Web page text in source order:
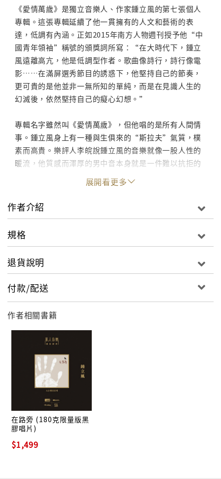
《愛情萬歲》是獨立音樂人、作家鍾立風的第七張個人
專輯。這張專輯延續了他一貫擁有的人文和藝術的表
達，低調有內涵。正如2015年南方人物週刊授予他“中
國青年領袖”稱號的頒獎詞所寫：“在大時代下，鍾立
風遠離高亢，他是低調型作者。歌曲像詩行，詩行像電
影……在滿屏選秀節目的誘惑下，他堅持自己的節奏，
更可貴的是他並非一無所知的單純，而是在見識人生的
幻滅後，依然堅持自己的癡心幻想。”
專輯名字雖然叫《愛情萬歲》，但他唱的是所有人間情
事。鍾立風身上有一種與生俱來的“斯拉夫”氣質，樸
素而高貴。樂評人李皖說鍾立風的音樂就像一股人性的
暖流，他質感而渾厚的男中音本身就是一件難以抗拒的
這張專輯，鍾立風依舊和製作人柳森合作，柳森的“古
典學院派”和鍾立風的“文學藝術修養”相得益彰。
鍾立風從不刻意書寫所謂的現實主義歌曲，因為他更看
自己。
展開看更多
作者介紹
規格
退貨說明
付款/配送
作者相關書籍
在路旁 (180克限量版黑
膠唱片)
$1,499